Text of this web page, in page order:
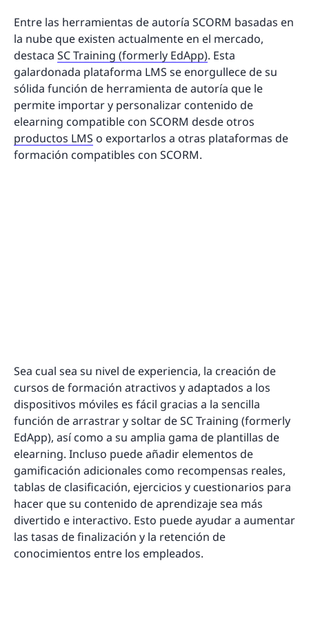
Entre las herramientas de autoría SCORM basadas en
la nube que existen actualmente en el mercado,
destaca SC Training (formerly EdApp). Esta
galardonada plataforma LMS se enorgullece de su
sólida función de herramienta de autoría que le
permite importar y personalizar contenido de
elearning compatible con SCORM desde otros
productos LMS o exportarlos a otras plataformas de
formación compatibles con SCORM.
Sea cual sea su nivel de experiencia, la creación de
cursos de formación atractivos y adaptados a los
dispositivos móviles es fácil gracias a la sencilla
función de arrastrar y soltar de SC Training (formerly
EdApp), así como a su amplia gama de plantillas de
elearning. Incluso puede añadir elementos de
gamificación adicionales como recompensas reales,
tablas de clasificación, ejercicios y cuestionarios para
hacer que su contenido de aprendizaje sea más
divertido e interactivo. Esto puede ayudar a aumentar
las tasas de finalización y la retención de
conocimientos entre los empleados.